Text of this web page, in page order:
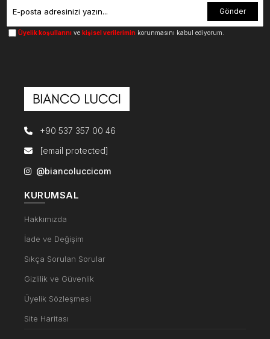
Gönder
Üyelik koşullarını ve kişisel verilerimin korunmasını kabul ediyorum.
+90 537 357 00 46
[email protected]
@biancoluccicom
KURUMSAL
Hakkımızda
İade ve Değişim
Sıkça Sorulan Sorular
Gizlilik ve Güvenlik
Üyelik Sözleşmesi
Site Haritası